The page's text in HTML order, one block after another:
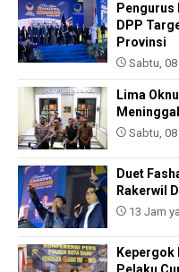
Pengurus
DPP
Provinsi
Sabtu,
Lima
Sabtu,
Duet
Rakerwil
13 Jam